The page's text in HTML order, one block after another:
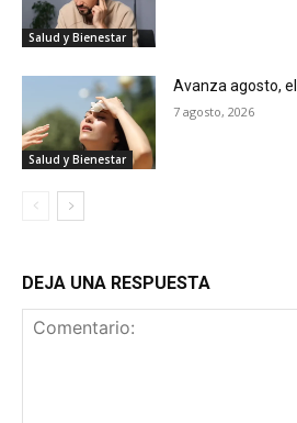
Salud y Bienestar
Salud y Bienestar
Avanza agosto,
7 agosto, 2026
DEJA UNA RESPUESTA